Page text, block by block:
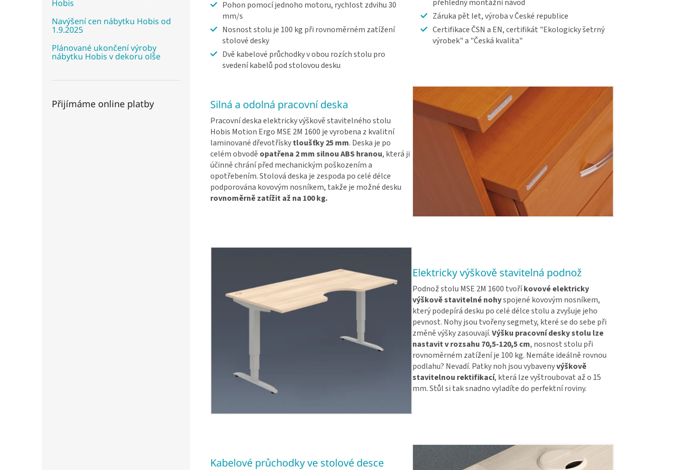
Hobis
Navýšení cen nábytku Hobis od
1.9.2025
Plánované ukončení výroby
nábytku Hobis v dekoru olše
Přijímáme online platby
Pohon pomocí jednoho motoru, rychlost zdvihu 30
mm/s
Nosnost stolu je 100 kg při rovnoměrném zatížení
stolové desky
Dvě kabelové průchodky v obou rozích stolu pro
svedení kabelů pod stolovou desku
přehledný montážní návod
Záruka pět let, výroba v České republice
Certifikace ČSN a EN, certifikát "Ekologicky šetrný
výrobek" a "Česká kvalita"
Silná a odolná pracovní deska
Pracovní deska elektricky výškově stavitelného stolu
Hobis Motion Ergo MSE 2M 1600 je vyrobena z kvalitní
laminované dřevotřískytloušťky 25 mm. Deska je po
celém obvodě opatřena 2 mm silnou ABS hranou, která ji
účinně chrání před mechanickým poškozením a
opotřebením. Stolová deska je zespoda po celé délce
podporována kovovým nosníkem, takže je možné desku
rovnoměrně zatížit až na 100 kg.
Elektricky výškově stavitelná podnož
Podnož stolu MSE 2M 1600 tvoříkovové elektricky
výškově stavitelné nohyspojené kovovým nosníkem,
který podepírá desku po celé délce stolu a zvyšuje jeho
pevnost. Nohy jsou tvořeny segmety, které se do sebe při
změně výšky zasouvají.Výšku pracovní desky stolu lze
nastavit v rozsahu 70,5-120,5 cm, nosnost stolu při
rovnoměrném zatížení je 100 kg. Nemáte ideálně rovnou
podlahu? Nevadí. Patky noh jsou vybavenyvýškově
stavitelnou rektifikací, která lze vyštroubovat až o 15
mm. Stůl si tak snadno vyladíte do perfektní roviny.
Kabelové průchodky ve stolové desce